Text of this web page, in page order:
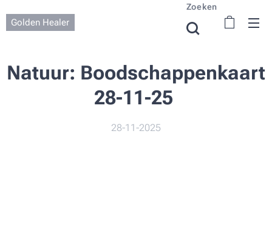
Golden Healer
Zoeken
Natuur: Boodschappenkaart
28-11-25
28-11-2025